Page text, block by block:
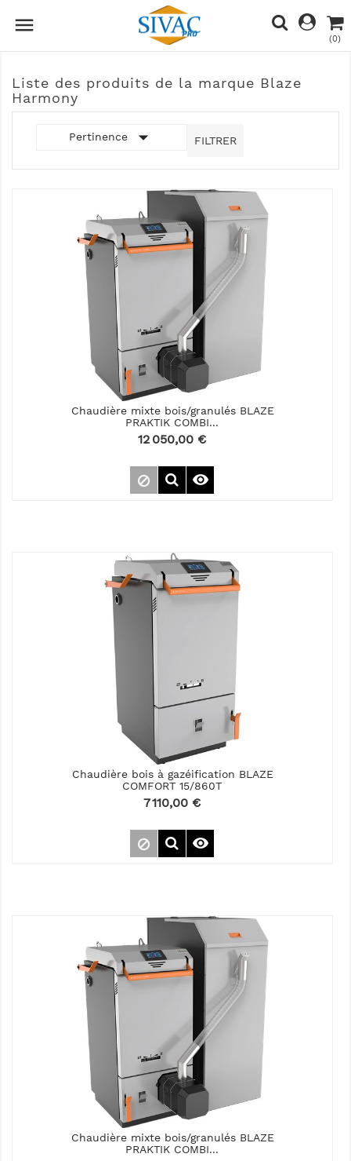

(0)
Liste des produits de la marque Blaze
Harmony
Pertinence  FILTRER
Chaudière mixte bois/granulés BLAZE
PRAKTIK COMBI...
Prix
12 050,00 €

Chaudière bois à gazéification BLAZE
COMFORT 15/860T
Prix
7 110,00 €

Chaudière mixte bois/granulés BLAZE
PRAKTIK COMBI...